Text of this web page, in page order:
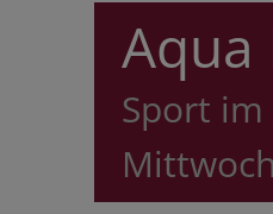
Aqua
Sport